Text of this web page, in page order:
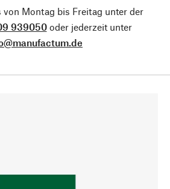
von Montag bis Freitag unter der
939050oder jederzeit unter